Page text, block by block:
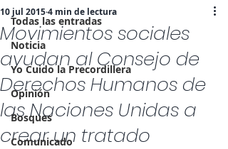
Todas las entradas
Noticia
Yo Cuido la Precordillera
Opinión
Bosques
Comunicado
Movimientos sociales
ayudan al Consejo de
Derechos Humanos de
las Naciones Unidas a
crear un tratado
10 jul 20154 min de lectura